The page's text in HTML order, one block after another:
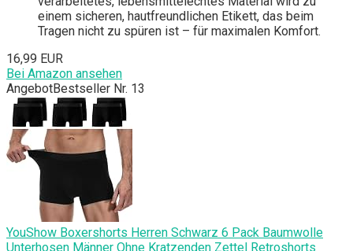
einem sicheren, hautfreundlichen Etikett, das beim
Tragen nicht zu spüren ist – für maximalen Komfort.
16,99 EUR
Bei Amazon ansehen
AngebotBestseller Nr. 13
YouShow Boxershorts Herren Schwarz 6 Pack Baumwolle
Unterhosen Männer Ohne Kratzenden Zettel Retroshorts